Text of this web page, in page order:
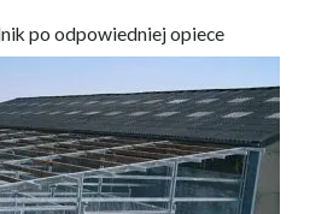
po odpowiedniej opiece